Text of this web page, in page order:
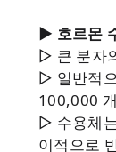
▶ 호르몬
▷ 큰 분자
▷ 일반적
100,000
▷ 수용체
이적으로